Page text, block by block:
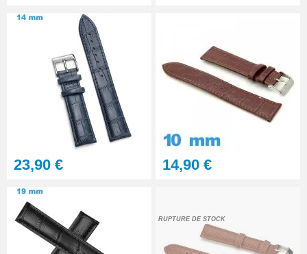
23,90 € 14,90 €
RUPTURE DE STOCK